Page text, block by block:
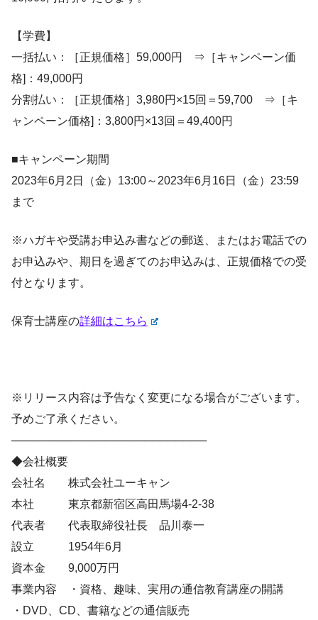
【学費】
一括払い：［正規価格］59,000円 ⇒［キャンペーン価
格]：49,000円
分割払い：［正規価格］3,980円×15回＝59,700 ⇒［キ
ャンペーン価格]：3,800円×13回＝49,400円
■キャンペーン期間
2023年6月2日（金）13:00～2023年6月16日（金）23:59
まで
※ハガキや受講お申込み書などの郵送、またはお電話での
お申込みや、期日を過ぎてのお申込みは、正規価格での受
付となります。
保育士講座の詳細はこちら
※リリース内容は予告なく変更になる場合がございます。
予めご了承ください。
─────────────────────────
◆会社概要
会社名 株式会社ユーキャン
本社 東京都新宿区高田馬場4-2-38
代表者 代表取締役社長 品川泰一
設立 1954年6月
資本金 9,000万円
事業内容 ・資格、趣味、実用の通信教育講座の開講
・DVD、CD、書籍などの通信販売